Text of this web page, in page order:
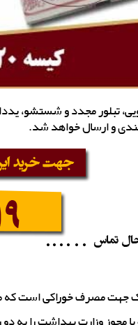
و ارسال خواهد شد.
جهت مصرف خوراکی است که